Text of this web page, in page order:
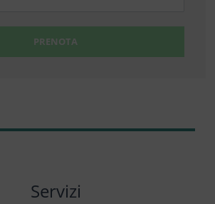
PRENOTA
Servizi